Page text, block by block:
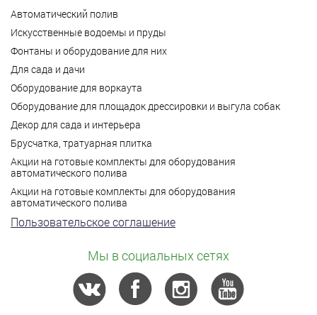
Автоматический полив
Искусственные водоемы и пруды
Фонтаны и оборудование для них
Для сада и дачи
Оборудование для воркаута
Оборудование для площадок дрессировки и выгула собак
Декор для сада и интерьера
Брусчатка, тратуарная плитка
Акции на готовые комплекты для оборудования
автоматического полива
Акции на готовые комплекты для оборудования
автоматического полива
Пользовательское соглашение
Мы в социальных сетях